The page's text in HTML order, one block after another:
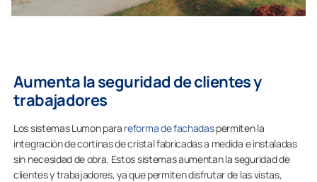
Aumenta la seguridad de clientes y
trabajadores
Los sistemas Lumon para reforma de fachadaspermiten la
integración de cortinas de cristal fabricadas a medida e instaladas
sin necesidad de obra. Estos sistemas aumentan la seguridad de
clientes y trabajadores, ya que permiten disfrutar de las vistas,